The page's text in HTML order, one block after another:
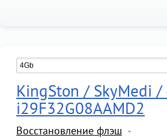
KingSton / SkyMedi
i29F32G08AAMD2
Восстановление флэш